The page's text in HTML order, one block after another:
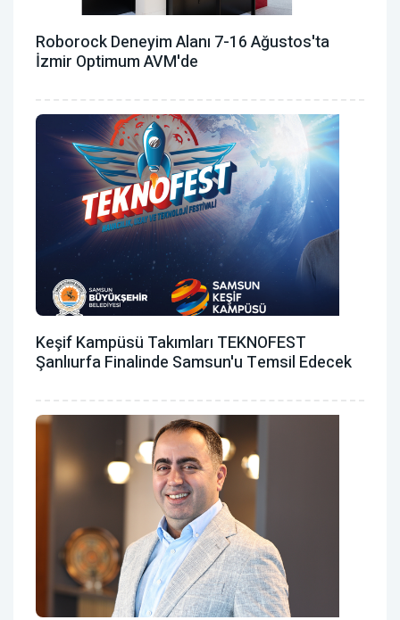
Roborock Deneyim Alanı 7-16 Ağustos'ta
İzmir Optimum AVM'de
Keşif Kampüsü Takımları TEKNOFEST
Şanlıurfa Finalinde Samsun'u Temsil Edecek